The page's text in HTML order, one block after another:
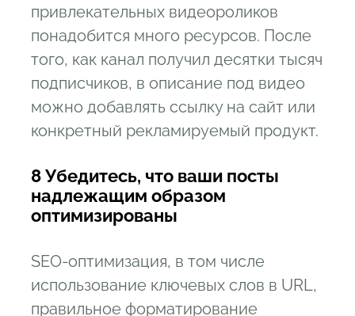
привлекательных видеороликов
понадобится много ресурсов. После
того, как канал получил десятки тысяч
подписчиков, в описание под видео
можно добавлять ссылку на сайт или
конкретный рекламируемый продукт.
8 Убедитесь, что ваши посты
надлежащим образом
оптимизированы
SEO-оптимизация, в том числе
использование ключевых слов в URL,
правильное форматирование